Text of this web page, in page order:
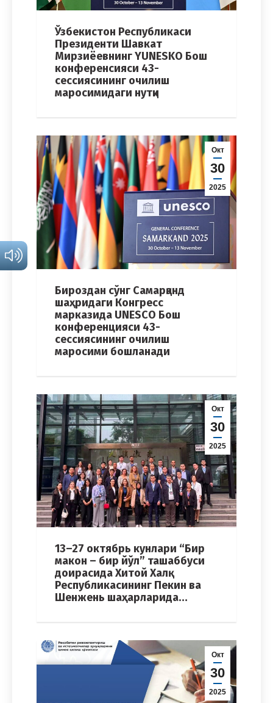
Ўзбекистон Республикаси
Президенти Шавкат
Мирзиёевнинг YUNЕSKO Бош
конференсияси 43-
сессиясининг очилиш
маросимидаги нутқи
Окт
30
2025
Бироздан сўнг Самарқанд
шаҳридаги Конгресс
марказида UNESCO Бош
конференцияси 43-
сессиясининг очилиш
маросими бошланади
Окт
30
2025
13–27 октябрь кунлари “Бир
макон – бир йўл” ташаббуси
доирасида Хитой Халқ
Республикасининг Пекин ва
Шенжень шаҳарларида…
Окт
30
2025